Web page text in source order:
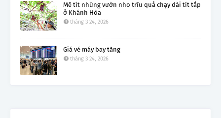
Mê tít những vườn nho trĩu quả chạy dài tít tắp
ở Khánh Hòa
tháng 3 24, 2026
Giá vé máy bay tăng
tháng 3 24, 2026